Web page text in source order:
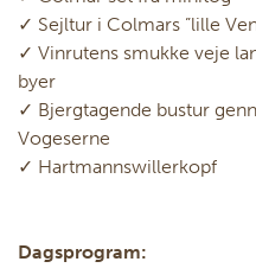
✓ Sejltur i Colmars ”lille
✓ Vinrutens smukke veje
byer
✓ Bjergtagende bustur
Vogeserne
✓ Hartmannswillerkopf
Dagsprogram: